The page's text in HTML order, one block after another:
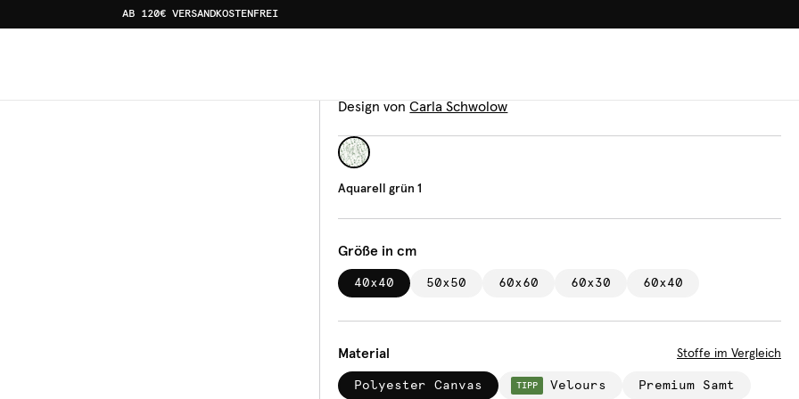
AB 120€ VERSANDKOSTENFREI
Kissen
Design von Carla Schwolow
Aquarell grün 1
Größe in cm
40x40 50x50 60x60 60x30 60x40
Material Stoffe im Vergleich
Polyester Canvas TIPP Velours Premium Samt